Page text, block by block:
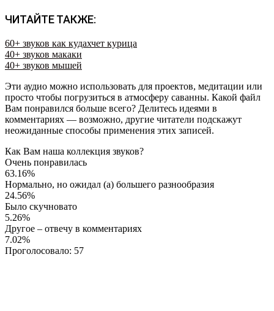
ЧИТАЙТЕ ТАКЖЕ:
60+ звуков как кудахчет курица
40+ звуков макаки
40+ звуков мышей
Эти аудио можно использовать для проектов, медитации или
просто чтобы погрузиться в атмосферу саванны. Какой файл
Вам понравился больше всего? Делитесь идеями в
комментариях — возможно, другие читатели подскажут
неожиданные способы применения этих записей.
Как Вам наша коллекция звуков?
Очень понравилась
63.16%
Нормально, но ожидал (а) большего разнообразия
24.56%
Было скучновато
5.26%
Другое – отвечу в комментариях
7.02%
Проголосовало: 57